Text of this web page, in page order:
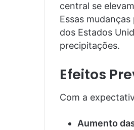
central se
Essas
dos Estados
precipitações.
Efeitos
Com a
Aumento